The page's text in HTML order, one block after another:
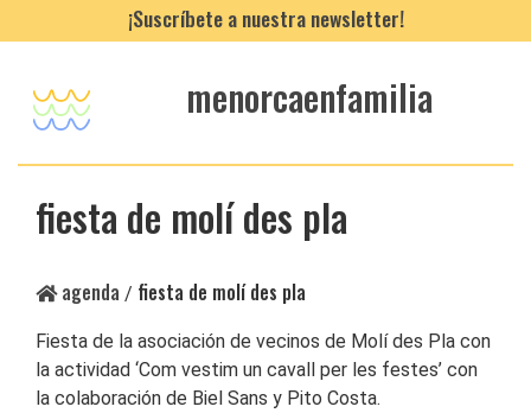
¡Suscríbete a nuestra newsletter!
menorcaenfamilia
fiesta de molí des pla
agenda / fiesta de molí des pla
Fiesta de la asociación de vecinos de Molí des Pla con
la actividad ‘Com vestim un cavall per les festes’ con
la colaboración de Biel Sans y Pito Costa.